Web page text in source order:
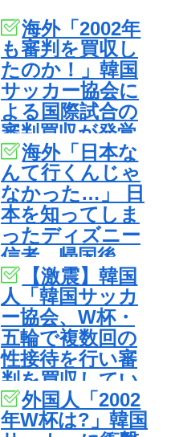
海外「2002年
も審判を買収し
たのか！」韓国
サッカー協会に
よる国際試合の
審判買収が発覚
し大騒ぎ！【海
外の反応】
海外「日本な
んて行くんじゃ
なかった…」 日
本を知ってしま
ったディズニー
信者、帰国後
『本家』に失望
する事態に
【激震】韓国
人「韓国サッカ
ー協会、W杯・
五輪で複数回の
性接待を行い審
判を買収してい
たことが発覚…
（ﾌﾞﾙﾌﾞﾙ」＝韓
外国人「2002
年W杯は?」韓国